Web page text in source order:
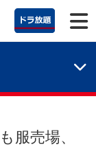
服売場、